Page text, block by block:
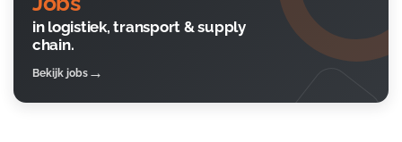
in logistiek, transport & supply
chain.
Bekijk jobs